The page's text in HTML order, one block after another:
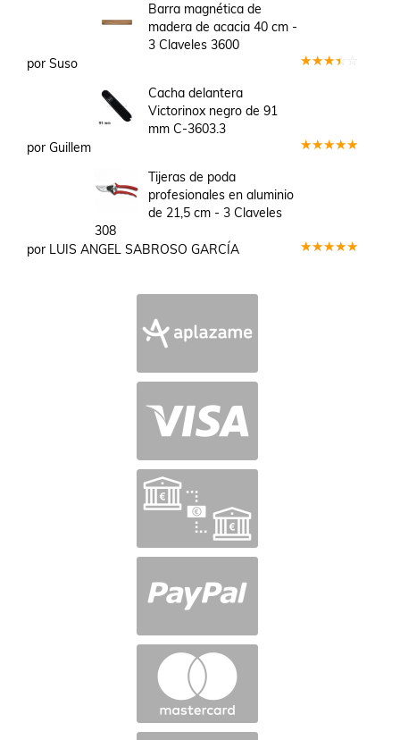
Barra magnética de
madera de acacia 40 cm -
3 Claveles 3600
por Suso
Cacha delantera
Victorinox negro de 91
mm C-3603.3
por Guillem
Tijeras de poda
profesionales en aluminio
de 21,5 cm - 3 Claveles
308
por LUIS ANGEL SABROSO GARCÍA